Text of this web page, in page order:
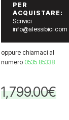
PER
ACQUISTARE:
Scrivici
info@alessibici.com
oppure chiamaci al
numero 0535 85338
1,799.00€